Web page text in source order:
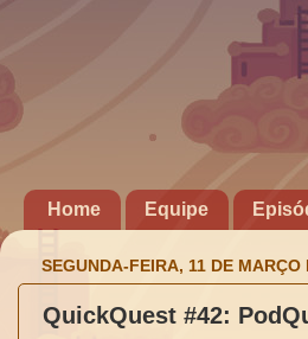
Home Equipe
SEGUNDA-FEIRA, 11 DE MARÇO
QuickQuest #42: